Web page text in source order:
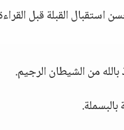
استقبال القبلة قبل